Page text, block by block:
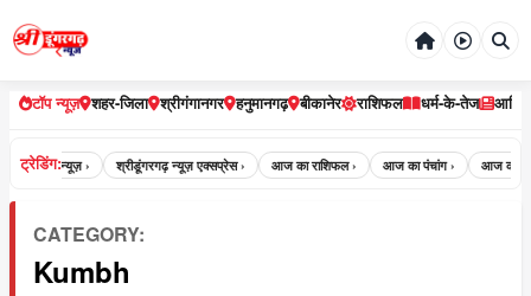
टॉप न्यूज़ शहर-जिला श्रीगंगानगर हनुमानगढ़ बीकानेर राशिफल धर्म-के-तेज
ट्रेडिंग:
डूंगरगढ़ न्यूज़ › श्रीडूंगरगढ़ न्यूज़ एक्सप्रेस › आज का राशिफल › आज का पंचांग › आज का पंचांग
CATEGORY:
Kumbh